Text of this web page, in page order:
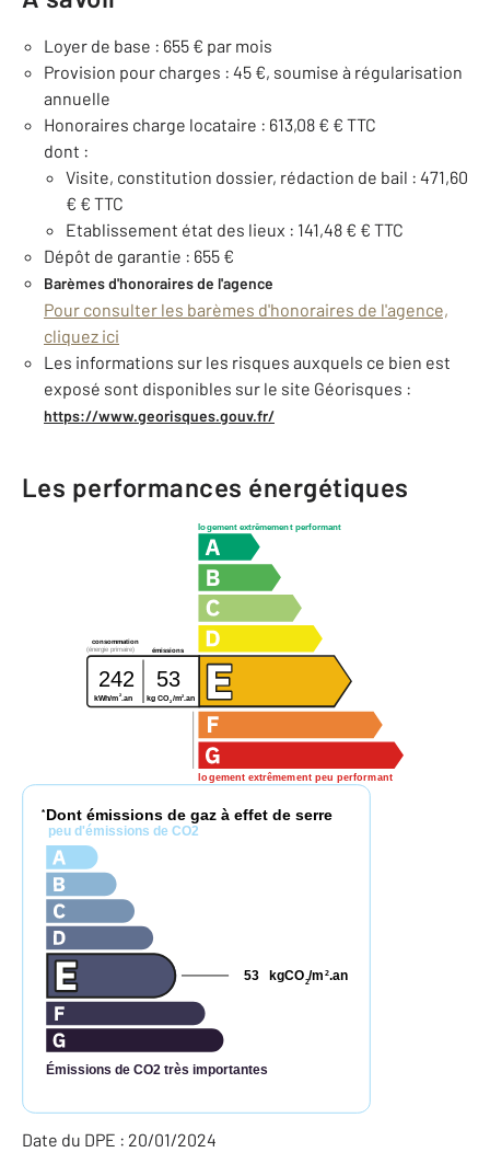
Loyer de base : 655 € par mois
Provision pour charges : 45 €, soumise à régularisation
annuelle
Honoraires charge locataire : 613,08 € € TTC
dont :
Visite, constitution dossier, rédaction de bail : 471,60
€ € TTC
Etablissement état des lieux : 141,48 € € TTC
Dépôt de garantie : 655 €
Barèmes d'honoraires de l'agence
Pour consulter les barèmes d'honoraires de l'agence,
cliquez ici
Les informations sur les risques auxquels ce bien est
exposé sont disponibles sur le site Géorisques :
https://www.georisques.gouv.fr/
Les performances énergétiques
logement extrêmement performant
logement extrêmement peu performant
consommation
émissions
(énergie primaire)
242 53
kWh/m2.an kg CO2/m2 .an
* Dont émissions de gaz à effet de serre
peu d'émissions de CO2
Émissions de CO2 très importantes
kgCO2/m 2.an
53
Date du DPE : 20/01/2024